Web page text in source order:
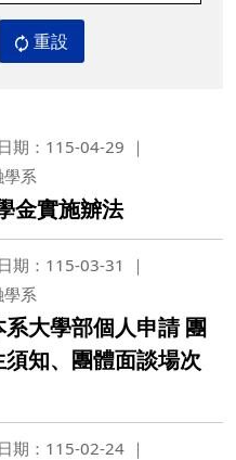
重設
期：115-04-29
學系
金實施辧法
期：115-03-31
學系
大學部個人申請 團
知、團體面談場次
期：115-02-24